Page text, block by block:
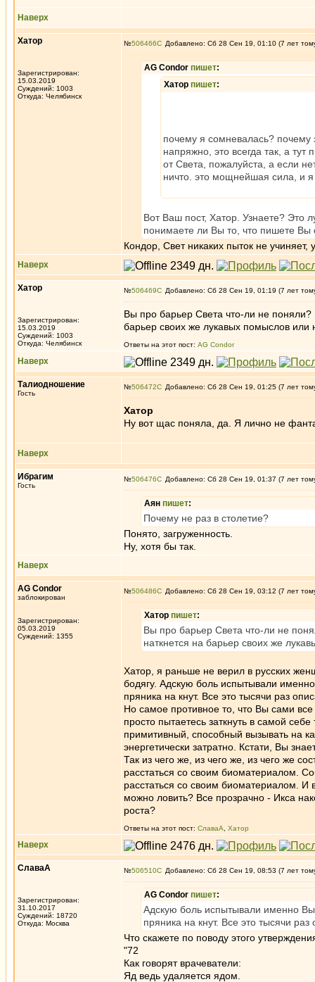
Наверх
Хатор
Зарегистрирован:
15.03.2019
Суждений: 1003
Откуда: Челябинск
№506466 Добавлено: Сб 28 Сен 19, 01:10 (7 лет
AG Condor пишет:
Хатор пишет:
почему я сомневалась? почему
напряжно, это всегда так, а
от Света, пожалуйста, а если
ничто. это мощнейшая сила, и
Вот Ваш пост, Хатор. Узнаете? Это
понимаете ли Вы то, что пишете Вы
Кондор, Свет никаких пыток не учиняет,
Наверх
Хатор
Зарегистрирован:
15.03.2019
Суждений: 1003
Откуда: Челябинск
№506469 Добавлено: Сб 28 Сен 19, 01:19 (7 лет
Вы про барьер Света что-ли не поняли?
барьер своих же лукавых помыслов или
Ответы на этот пост: AG Condor
Наверх
Талиодношение
Гость
№506472 Добавлено: Сб 28 Сен 19, 01:25 (7 лет
Хатор
Ну вот щас поняла, да. Я лично не
Наверх
Ибрагим
Гость
№506476 Добавлено: Сб 28 Сен 19, 01:37 (7 лет
Аян пишет:
Почему не раз в столетие?
Понято, загруженность.
Ну, хотя бы так.
Наверх
AG Condor
заблокирован
Зарегистрирован:
05.03.2019
Суждений: 1355
№506486 Добавлено: Сб 28 Сен 19, 03:12 (7 лет
Хатор пишет:
Вы про барьер Света что-ли не
наткнется на барьер своих же
Хатор, я раньше не верил в русских
бодягу. Адскую боль испытывали
пряника на кнут. Все это тысячи раз
Но самое противное то, что Вы сами
просто пытаетесь заткнуть в самой
примитивный, способный вызывать на
энергетически затратно. Кстати, Вы
Так из чего же, из чего же, из чего же
расстаться со своим биоматериалом.
расстаться со своим биоматериалом. И
можно ловить? Все прозрачно - Икса
роста?
Ответы на этот пост: СлаваА Хатор
Наверх
СлаваА
Зарегистрирован:
31.10.2017
Суждений: 18720
Откуда: Москва
№506510 Добавлено: Сб 28 Сен 19, 08:53 (7 лет
AG Condor пишет:
Адскую боль испытывали именно
пряника на кнут. Все это тысячи
Что скажете по поводу этого
"72
Как говорят врачеватели:
Яд ведь удаляется ядом.